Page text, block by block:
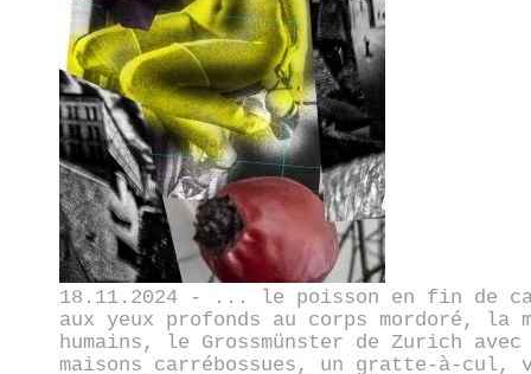
18.11.2024 - ... le poisson en fin de
aux yeux profonds au corps mordoré,
humains, le Grossmünster de Zurich
maisons carrébossues, un gratte-à-